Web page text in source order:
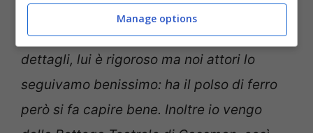
primi piani, sui racconti sia delle persone
che delle immagini. Curavamo proprio i
dettagli, lui è rigoroso ma noi attori lo
seguivamo benissimo: ha il polso di ferro
però si fa capire bene. Inoltre io vengo
Manage options